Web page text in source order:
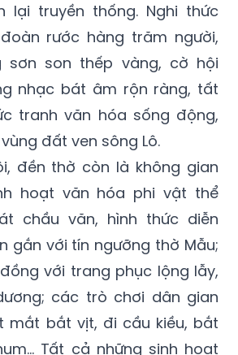
lại truyền thống. Nghi thức
rước hàng trăm người,
sơn son thếp vàng, cờ hội
nhạc bát âm rộn ràng, tất
tranh văn hóa sống động,
đất ven sông Lô.
đền thờ còn là không gian
hoạt văn hóa phi vật thể
chầu văn, hình thức diễn
gắn với tín ngưỡng thờ Mẫu;
với trang phục lộng lẫy,
các trò chơi dân gian
t mắt bắt vịt, đi cầu kiều, bắt
Tất cả những sinh hoạt